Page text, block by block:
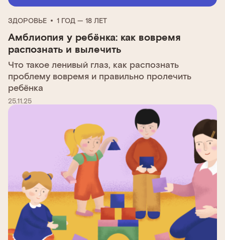
ЗДОРОВЬЕ 1 ГОД — 18 ЛЕТ
Амблиопия у ребёнка: как вовремя
распознать и вылечить
Что такое ленивый глаз, как распознать
проблему вовремя и правильно пролечить
ребёнка
25.11.25